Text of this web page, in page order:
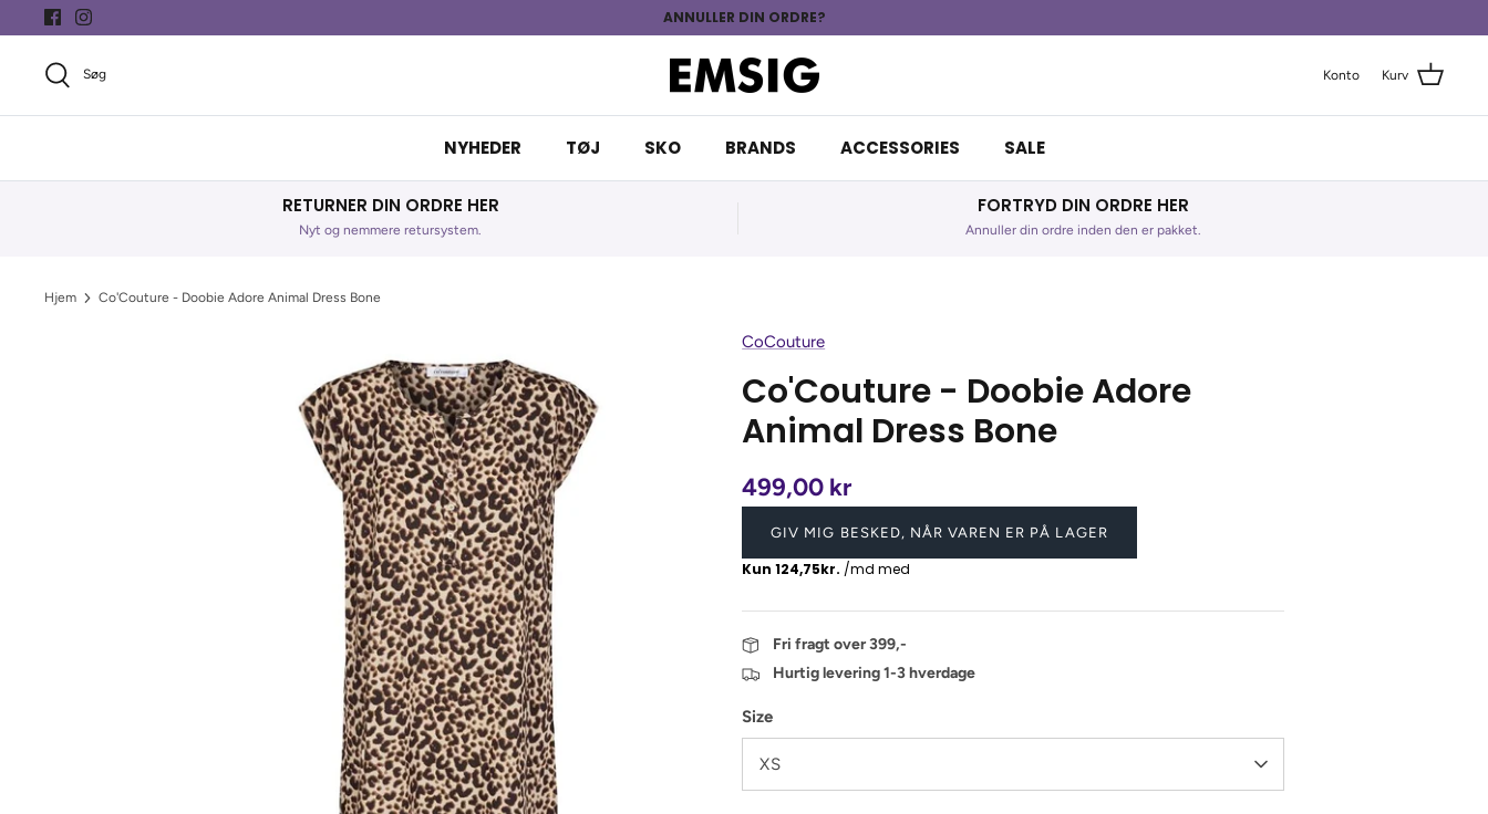
til
indhold
ANNULLER DIN ORDRE?
Søg Konto Kurv
NYHEDER TØJ SKO BRANDS ACCESSORIES SALE
RETURNER DIN ORDRE HER
Nyt og nemmere retursystem.
FORTRYD DIN ORDRE HER
Annuller din ordre inden den er pakket.
Hjem Co'Couture - Doobie Adore Animal Dress Bone
CoCouture
Co'Couture - Doobie Adore
Animal Dress Bone
499,00 kr
GIV MIG BESKED, NÅR VAREN ER PÅ LAGER
Fri fragt over 399,-
Hurtig levering 1-3 hverdage
Size
XS